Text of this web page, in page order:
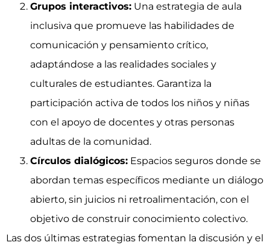
Grupos interactivos: Una estrategia de aula
inclusiva que promueve las habilidades de
comunicación y pensamiento crítico,
adaptándose a las realidades sociales y
culturales de estudiantes. Garantiza la
participación activa de todos los niños y niñas
con el apoyo de docentes y otras personas
adultas de la comunidad.
Círculos dialógicos: Espacios seguros donde se
abordan temas específicos mediante un diálogo
abierto, sin juicios ni retroalimentación, con el
objetivo de construir conocimiento colectivo.
Las dos últimas estrategias fomentan la discusión y el